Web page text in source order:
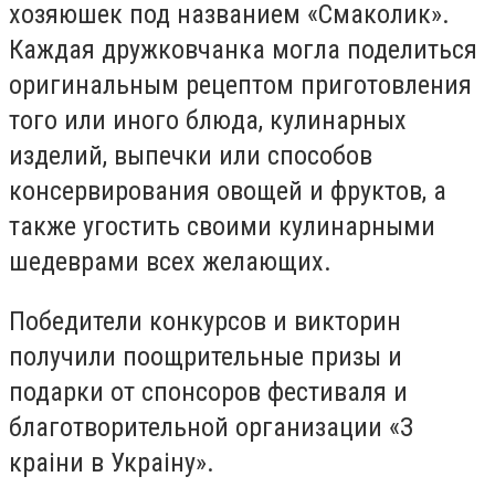
хозяюшек под названием «Смаколик».
Каждая дружковчанка могла поделиться
оригинальным рецептом приготовления
того или иного блюда, кулинарных
изделий, выпечки или способов
консервирования овощей и фруктов, а
также угостить своими кулинарными
шедеврами всех желающих.
Победители конкурсов и викторин
получили поощрительные призы и
подарки от спонсоров фестиваля и
благотворительной организации «З
краiни в Украiну».